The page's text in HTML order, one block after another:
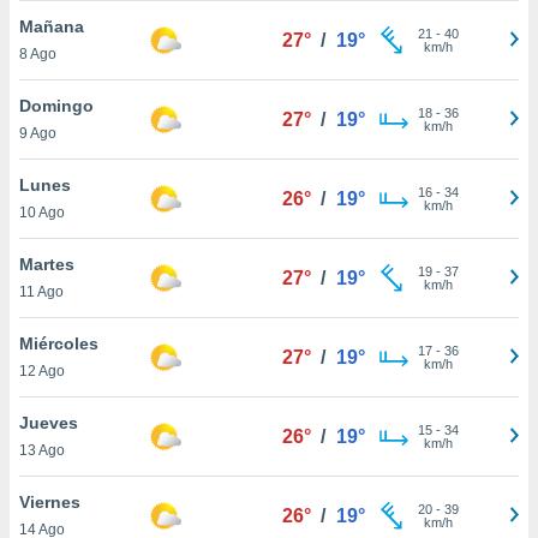
en
más
de
aceptar
Mañana
8 Ago
27° / 19° 21 - 40
km/h
Domingo
9 Ago
27° / 19° 18- 36
km/h
Lunes
10 Ago
26° / 19° 16- 34
km/h
Martes
11 Ago
27° / 19° 19- 37
km/h
Miércoles
12 Ago
27° / 19° 17- 36
km/h
Jueves
13 Ago
26° / 19° 15- 34
km/h
Viernes
14 Ago
26° / 19° 20- 39
km/h